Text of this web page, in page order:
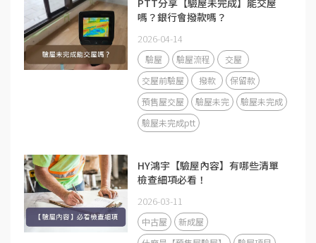
PTT分享【驗屋未完成】能交屋
嗎？銀行會撥款嗎？
2026-04-14
驗屋 驗屋流程
交屋
交屋前驗屋
撥款
保留款
預售屋交屋
驗屋未完
驗屋未完成
驗屋未完成ptt
HY鴻宇【驗屋內容】有哪些清單
檢查細項必看！
2026-03-11
中古屋
新成屋